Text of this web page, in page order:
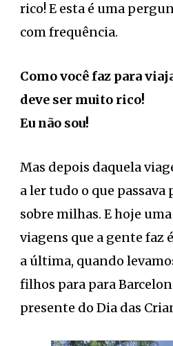
rico! E esta é uma
com frequência.
Como você faz para
deve ser muito rico!
Eu não sou!
Mas depois daquela
a ler tudo o que
sobre milhas. E hoje
viagens que a gente faz
a última, quando
filhos para para
presente do Dia das